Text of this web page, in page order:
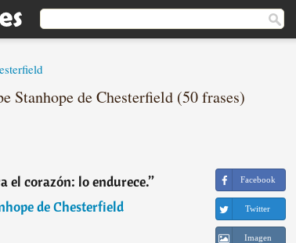
Stanhope de Chesterfield (50 frases)
el corazón: lo endurece.”
de Chesterfield
Facebook
Twitter
Imagen